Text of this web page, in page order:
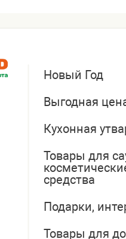
Новый Год
Выгодная
Кухонная
Товары для
средства
Подарки,
Товары для